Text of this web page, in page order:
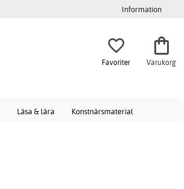
Information
Favoriter Varukorg
Läsa & lära Konstnärsmaterial